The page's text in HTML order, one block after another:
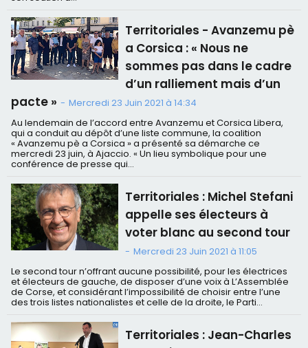
Territoriales - Avanzemu pè
a Corsica : « Nous ne
sommes pas dans le cadre
d’un ralliement mais d’un
pacte » - Mercredi 23 Juin 2021 à 14:34
Au lendemain de l’accord entre Avanzemu et Corsica Libera,
qui a conduit au dépôt d’une liste commune, la coalition
« Avanzemu pè a Corsica » a présenté sa démarche ce
mercredi 23 juin, à Ajaccio. « Un lieu symbolique pour une
conférence de presse qui...
Territoriales : Michel Stefani
appelle ses électeurs à
voter blanc au second tour
- Mercredi 23 Juin 2021 à 11:05
Le second tour n’offrant aucune possibilité, pour les électrices
et électeurs de gauche, de disposer d’une voix à L’Assemblée
de Corse, et considérant l’impossibilité de choisir entre l’une
des trois listes nationalistes et celle de la droite, le Parti...
Territoriales : Jean-Charles